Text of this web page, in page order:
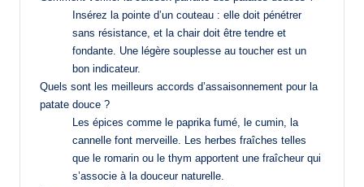
Insérez la pointe d’un couteau : elle doit pénétrer
sans résistance, et la chair doit être tendre et
fondante. Une légère souplesse au toucher est un
bon indicateur.
Quels sont les meilleurs accords d’assaisonnement pour la
patate douce ?
Les épices comme le paprika fumé, le cumin, la
cannelle font merveille. Les herbes fraîches telles
que le romarin ou le thym apportent une fraîcheur qui
s’associe à la douceur naturelle.